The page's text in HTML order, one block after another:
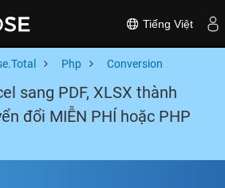
Tiếng Việt
Php Conversion
sang PDF, XLSX thành
đổi MIỄN PHÍ hoặc PHP